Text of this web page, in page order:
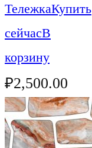
ТележкаКупить
сейчасВ
корзину
₽2,500.00